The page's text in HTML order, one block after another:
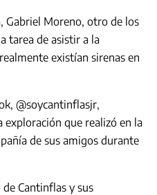
Gabriel Moreno, otro de los
tarea de asistir a la
existían sirenas en
@soycantinflasjr,
que realizó en la
de sus amigos durante
Cantinflas y sus